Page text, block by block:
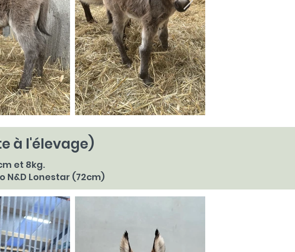
à l'élevage)
et 8kg.
N&D Lonestar (72cm)